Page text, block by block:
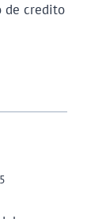
de credito